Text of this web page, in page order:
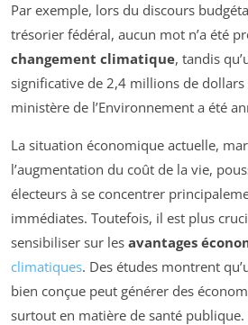
Par exemple, lors du discours
trésorier fédéral, aucun mot n’a été
changement climatique, tandis
significative de 2,4 millions de
ministère de l’Environnement a été
La situation économique actuelle,
l’augmentation du coût de la vie,
électeurs à se concentrer
immédiates. Toutefois, il est plus
sensibiliser sur les avantages
climatiques. Des études montrent
bien conçue peut générer des
surtout en matière de santé publique.